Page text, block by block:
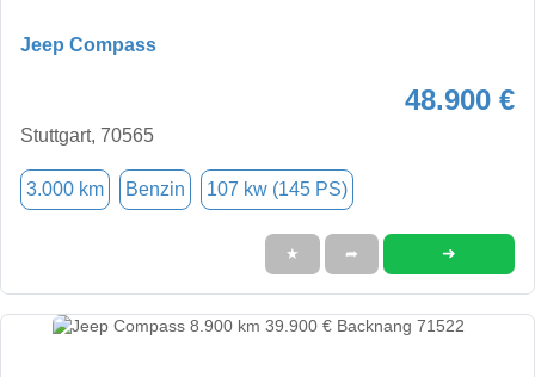
Jeep Compass
48.900 €
Stuttgart, 70565
3.000 km Benzin 107 kw (145 PS)
★ ➦ ➜